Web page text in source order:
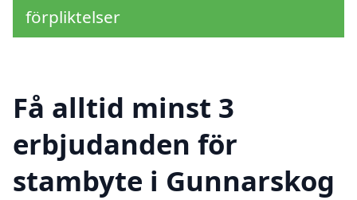
förpliktelser
Få alltid minst 3
erbjudanden för
stambyte i Gunnarskog